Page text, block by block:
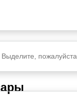
Выделите,